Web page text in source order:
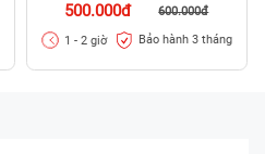
500.000đ 600.000đ
1 - 2 giờ Bảo hành 3 tháng